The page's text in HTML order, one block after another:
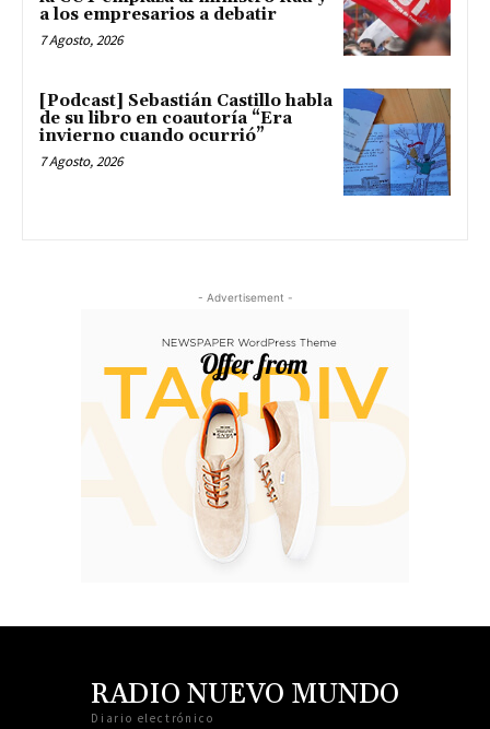
a los empresarios a debatir
7 Agosto, 2026
[Podcast] Sebastián Castillo habla
de su libro en coautoría “Era
invierno cuando ocurrió”
7 Agosto, 2026
- Advertisement -
RADIO NUEVO MUNDO
Diario electrónico